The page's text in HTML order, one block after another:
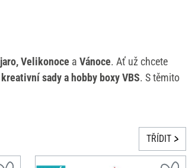
jaro, Velikonoce a Vánoce. Ať už chcete
kreativní sady a hobby boxy VBS. S těmito
TŘÍDIT